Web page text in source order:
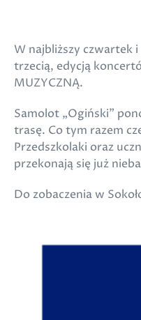
W najbliższy czwartek
trzecią, edycją
MUZYCZNĄ.
Samolot „Ogiński”
trasę. Co tym razem
Przedszkolaki oraz
przekonają się już
Do zobaczenia w